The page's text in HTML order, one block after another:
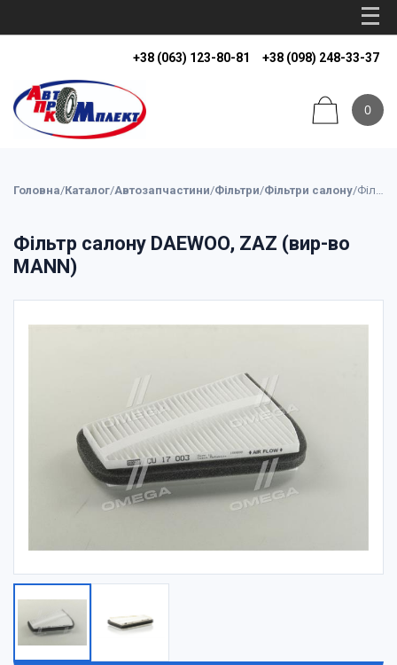
+38 (063) 123-80-81 +38 (098) 248-33-37
0
Головна/Каталог/Автозапчастини/Фільтри/Фільтри салону/ Фільтр салону DAEWOO, ZAZ (вир-во MANN)
Фільтр салону DAEWOO, ZAZ (вир-во
MANN)